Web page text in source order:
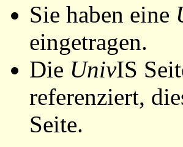
Sie haben eine
eingetragen.
Die UnivIS
referenziert,
Seite.